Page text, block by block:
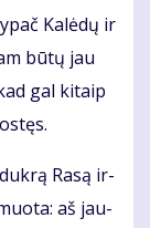
Ka­lė­dų ir
bū­tų jau
gal ki­taip
Ra­są ir­
aš jau­